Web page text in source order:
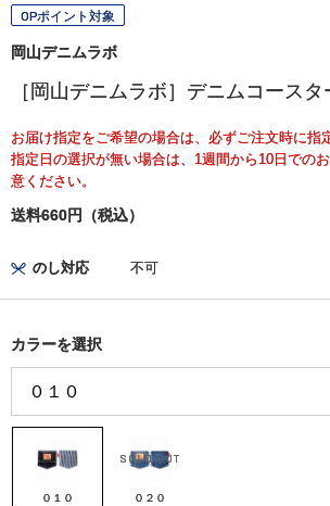
OPポイント対象
岡山デニムラボ
［岡山デニムラボ］デニムコースタ
お届け指定をご希望の場合は、必ずご注文時に指
指定日の選択が無い場合は、1週間から10日での
意ください。
送料660円（税込）
のし対応 不可
カラーを選択
０１０ ０２０